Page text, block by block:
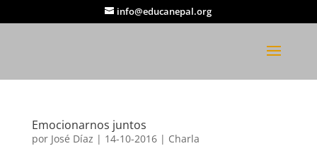
info@educanepal.org
Emocionarnos juntos
por José Díaz | 14-10-2016| Charla